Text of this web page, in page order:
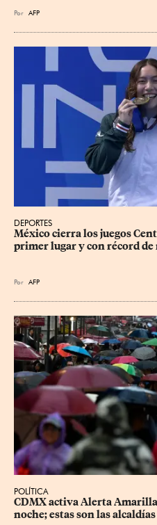
Por AFP
DEPORTES
México cierra los juegos
primer lugar y con récord de
Por AFP
POLÍTICA
CDMX activa Alerta
noche; estas son las